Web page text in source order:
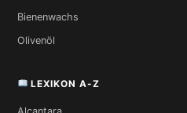
Bienenwachs
Olivenöl
LEXIKON A-Z